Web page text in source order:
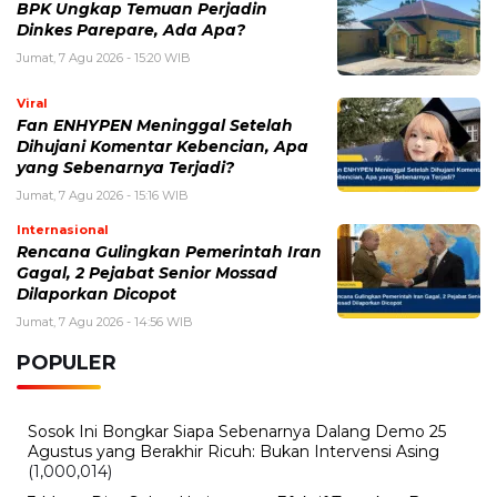
BPK Ungkap Temuan Perjadin
Dinkes Parepare, Ada Apa?
Jumat, 7 Agu 2026 - 15:20 WIB
Viral
Fan ENHYPEN Meninggal Setelah
Dihujani Komentar Kebencian, Apa
yang Sebenarnya Terjadi?
Jumat, 7 Agu 2026 - 15:16 WIB
Internasional
Rencana Gulingkan Pemerintah Iran
Gagal, 2 Pejabat Senior Mossad
Dilaporkan Dicopot
Jumat, 7 Agu 2026 - 14:56 WIB
POPULER
Sosok Ini Bongkar Siapa Sebenarnya Dalang Demo 25
Agustus yang Berakhir Ricuh: Bukan Intervensi Asing
(1,000,014)